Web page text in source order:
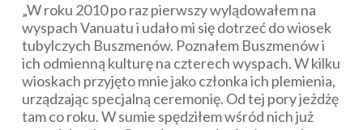
„W roku 2010 po raz pierwszy wylądowałem na
wyspach Vanuatu i udało mi się dotrzeć do wiosek
tubylczych Buszmenów. Poznałem Buszmenów i
ich odmienną kulturę na czterech wyspach. W kilku
wioskach przyjęto mnie jako członka ich plemienia,
urządzając specjalną ceremonię. Od tej pory jeżdżę
tam co roku. W sumie spędziłem wśród nich już